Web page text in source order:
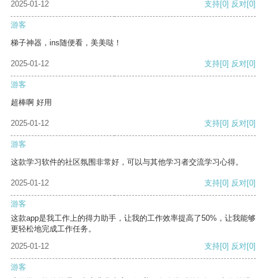
2025-01-12
支持[0] 反对[0]
游客
梯子神器，ins随便看，美美哒！
2025-01-12 支持[0] 反对[0]
游客
超棒啊 好用
2025-01-12 支持[0] 反对[0]
游客
这款学习软件的社区氛围非常好，可以与其他学习者交流学习心得。
2025-01-12 支持[0] 反对[0]
游客
这款app是我工作上的得力助手，让我的工作效率提高了50%，让我能够
更轻松地完成工作任务。
2025-01-12
支持[0] 反对[0]
游客